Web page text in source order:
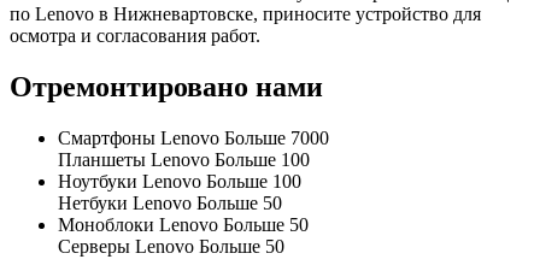
по Lenovo в Нижневартовске, приносите устройство для
осмотра и согласования работ.
Отремонтировано нами
Смартфоны Lenovo Больше 7000
Планшеты Lenovo Больше 100
Ноутбуки Lenovo Больше 100
Нетбуки Lenovo Больше 50
Моноблоки Lenovo Больше 50
Серверы Lenovo Больше 50